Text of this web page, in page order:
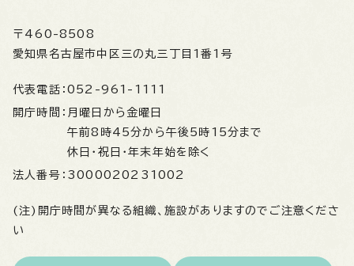
〒460-8508
愛知県名古屋市中区三の丸三丁目1番1号
代表電話： 052-961-1111
開庁時間： 月曜日から金曜日
午前8時45分から午後5時15分まで
休日・祝日・年末年始を除く
法人番号： 3000020231002
(注)開庁時間が異なる組織、施設がありますのでご注意くださ
い